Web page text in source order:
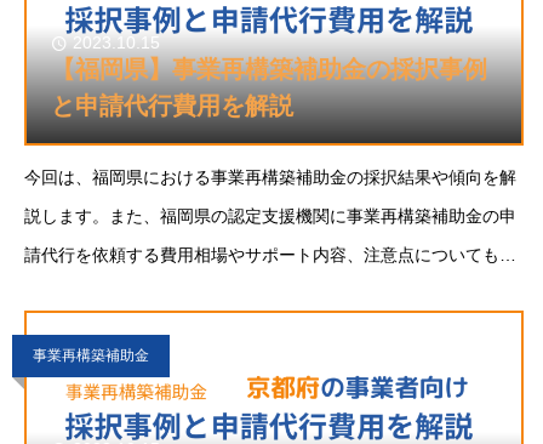
2023.10.15
【福岡県】事業再構築補助金の採択事例
と申請代行費用を解説
今回は、福岡県における事業再構築補助金の採択結果や傾向を解
説します。また、福岡県の認定支援機関に事業再構築補助金の申
請代行を依頼する費用相場やサポート内容、注意点についても解
方の参考になれば幸いです。事業再構築補助金と
事業再構築補助金